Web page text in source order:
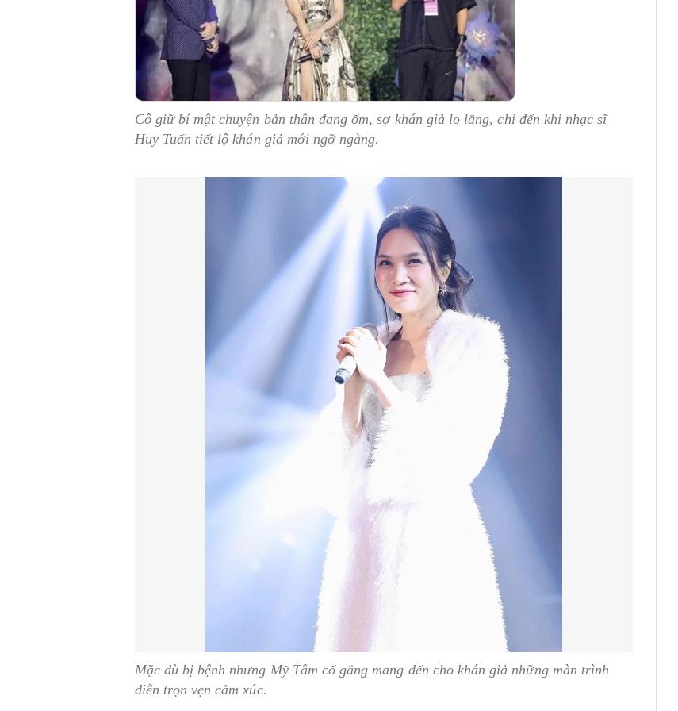
Cô giữ bí mật chuyện bản thân đang ốm, sợ khán giả lo lắng, chỉ đến khi nhạc sĩ
Huy Tuấn tiết lộ khán giả mới ngỡ ngàng.
Mặc dù bị bệnh nhưng Mỹ Tâm cố gắng mang đến cho khán giả những màn trình
diễn trọn vẹn cảm xúc.